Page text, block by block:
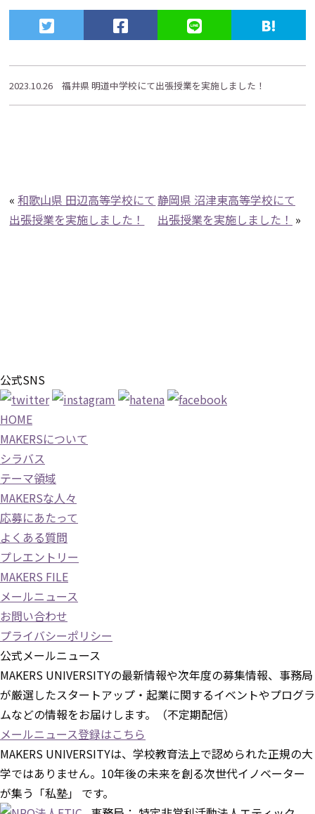
2023.10.26 福井県 明道中学校にて出張授業を実施しました！
«和歌山県 田辺高等学校にて
出張授業を実施しました！
静岡県 沼津東高等学校にて
出張授業を実施しました！ »
公式SNS
HOME
MAKERSについて
シラバス
テーマ領域
MAKERSな人々
応募にあたって
よくある質問
プレエントリー
MAKERS FILE
メールニュース
お問い合わせ
プライバシーポリシー
公式メールニュース
MAKERS UNIVERSITYの最新情報や次年度の募集情報、事務局
が厳選したスタートアップ・起業に関するイベントやプログラ
ムなどの情報をお届けします。（不定期配信）
メールニュース登録はこちら
MAKERS UNIVERSITYは、学校教育法上で認められた正規の大
学ではありません。10年後の未来を創る次世代イノベーター
が集う「私塾」 です。